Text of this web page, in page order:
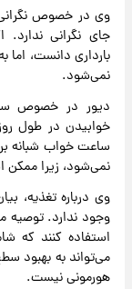
وی در خصوص
جای نگرانی
بارداری دانست، اما
نمی‌شود.
دیور در خصوص
ساعت خواب شبانه
نمی‌شود، زیرا ممکن
وی درباره تغذیه،
وجود ندارد. توصیه
استفاده کنند که
می‌تواند به بهبود
هورمونی نیست.